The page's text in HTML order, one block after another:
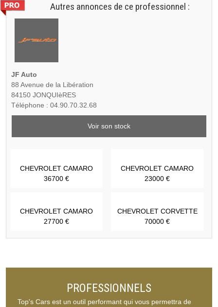
Autres annonces de ce professionnel :
JF Auto
88 Avenue de la Libération
84150 JONQUIèRES
Téléphone : 04.90.70.32.68
Voir son stock
CHEVROLET CAMARO
36700 €
CHEVROLET CAMARO
23000 €
CHEVROLET CAMARO
27700 €
CHEVROLET CORVETTE
70000 €
PROFESSIONNELS
Top's Cars est un outil performant qui vous permettra de